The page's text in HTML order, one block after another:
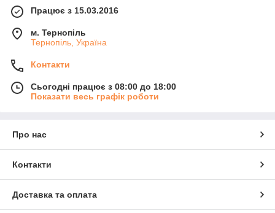
Працює з 15.03.2016
м. Тернопіль
Тернопіль, Україна
Контакти
Сьогодні працює з 08:00 до 18:00
Показати весь графік роботи
Про нас
Контакти
Доставка та оплата